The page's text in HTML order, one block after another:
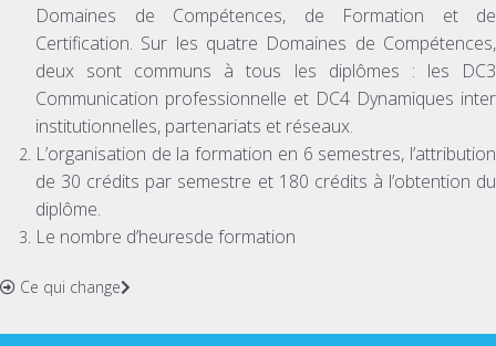
Domaines de Compétences, de Formation et de
Certification. Sur les quatre Domaines de Compétences,
deux sont communs à tous les diplômes : les DC3
Communication professionnelle et DC4 Dynamiques inter
institutionnelles, partenariats et réseaux.
L’organisation de la formation en 6 semestres, l’attribution
de 30 crédits par semestre et 180 crédits à l’obtention du
diplôme.
Le nombre d’heuresde formation
Ce qui change